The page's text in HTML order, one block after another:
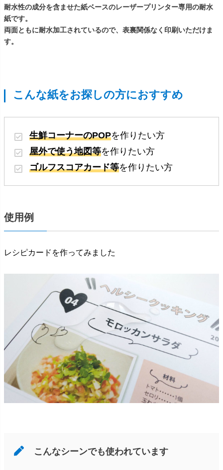
耐水性の成分を含ませた紙ベースのレーザープリンター専用の耐水
紙です。
両面ともに耐水加工されているので、表裏関係なく印刷いただけま
す。
こんな紙をお探しの方におすすめ
生鮮コーナーのPOPを作りたい方
屋外で使う地図等を作りたい方
ゴルフスコアカード等を作りたい方
使用例
レシピカードを作ってみました
こんなシーンでも使われています